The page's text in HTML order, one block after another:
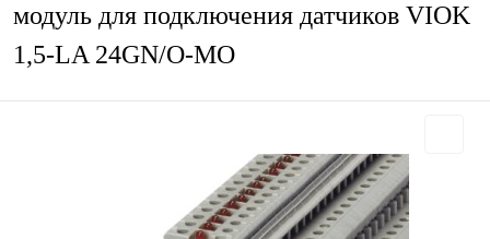
модуль для подключения датчиков VIOK
1,5-LA 24GN/O-MO